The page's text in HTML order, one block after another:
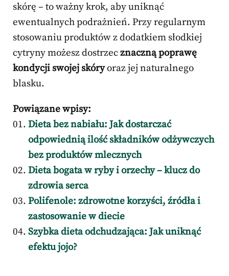
skórę – to ważny krok, aby uniknąć
ewentualnych podrażnień. Przy regularnym
stosowaniu produktów z dodatkiem słodkiej
cytryny możesz dostrzecznaczną poprawę
kondycji swojej skóryoraz jej naturalnego
blasku.
Powiązane wpisy:
Dieta bez nabiału: Jak dostarczać
odpowiednią ilość składników odżywczych
bez produktów mlecznych
Dieta bogata w ryby i orzechy – klucz do
zdrowia serca
Polifenole: zdrowotne korzyści, źródła i
zastosowanie w diecie
Szybka dieta odchudzająca: Jak uniknąć
efektu jojo?